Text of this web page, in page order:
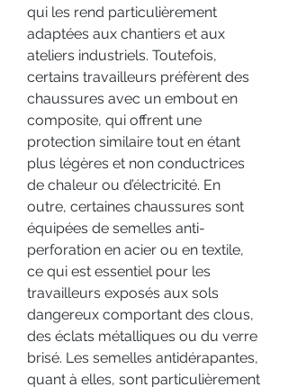
qui les rend particulièrement
adaptées aux chantiers et aux
ateliers industriels. Toutefois,
certains travailleurs préfèrent des
chaussures avec un embout en
composite, qui offrent une
protection similaire tout en étant
plus légères et non conductrices
de chaleur ou d’électricité. En
outre, certaines chaussures sont
équipées de semelles anti-
perforation en acier ou en textile,
ce qui est essentiel pour les
travailleurs exposés aux sols
dangereux comportant des clous,
des éclats métalliques ou du verre
brisé. Les semelles antidérapantes,
quant à elles, sont particulièrement